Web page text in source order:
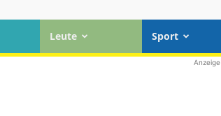
Leute Sport
Anzeige